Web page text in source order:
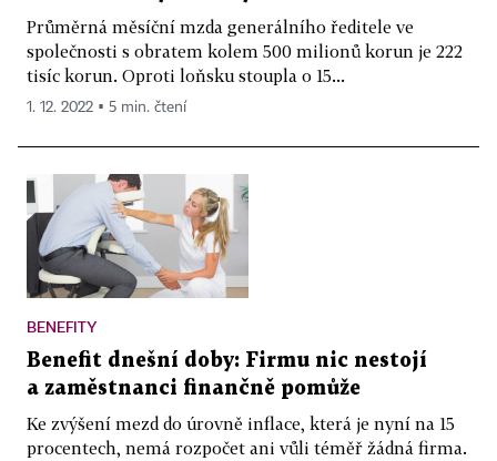
Průměrná měsíční mzda generálního ředitele ve
společnosti s obratem kolem 500 milionů korun je 222
tisíc korun. Oproti loňsku stoupla o 15...
1. 12. 2022 ▪ 5 min. čtení
BENEFITY
Benefit dnešní doby: Firmu nic nestojí
a zaměstnanci finančně pomůže
Ke zvýšení mezd do úrovně inflace, která je nyní na 15
procentech, nemá rozpočet ani vůli téměř žádná firma.